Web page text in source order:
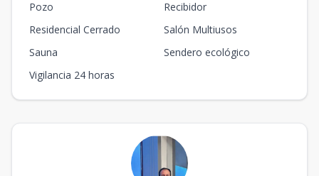
Pozo
Recibidor
Residencial Cerrado
Salón Multiusos
Sauna
Sendero ecológico
Vigilancia 24 horas